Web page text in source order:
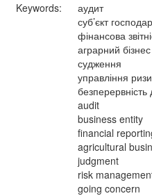
Keywords:
аудит
суб’єкт
фінансова
аграрний бізнес
судження
управління
безперервність
audit
business entity
financial
agricultural
judgment
risk
going concern